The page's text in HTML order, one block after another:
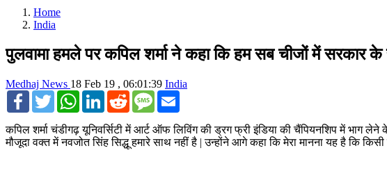
Home
India
पुलवामा हमले पर कपिल शर्मा ने कहा कि हम सब चीजों में सरकार
Medhaj News 18 Feb 19 , 06:01:39 India
Facebook
TwitterWhatsAppLinkedInRedditSMS
कपिल शर्मा चंडीगढ़ यूनिवर्सिटी में आर्ट ऑफ लिविंग की ड्रग फ्री इंडिया की चैंपियनशिप में भाग
मौजूदा वक्त में नवजोत सिंह सिद्धू हमारे साथ नहीं है | उन्होंने आगे कहा कि मेरा मानना यह है कि